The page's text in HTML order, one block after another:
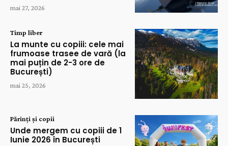
mai 27, 2026
Timp liber
La munte cu copiii: cele mai
frumoase trasee de vară (la
mai puțin de 2-3 ore de
București)
mai 25, 2026
Părinți și copii
Unde mergem cu copiii de 1
Iunie 2026 în București